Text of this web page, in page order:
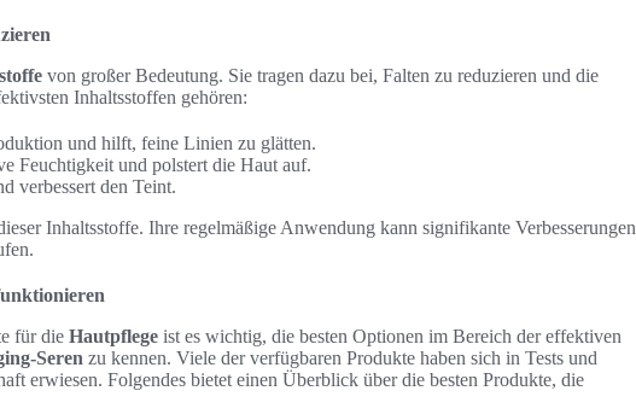
von großer Bedeutung. Sie tragen dazu bei, Falten zu reduzieren und die
Inhaltsstoffen gehören:
und hilft, feine Linien zu glätten.
Feuchtigkeit und polstert die Haut auf.
verbessert den Teint.
Inhaltsstoffe. Ihre regelmäßige Anwendung kann signifikante Verbesserungen
für die Hautpflege ist es wichtig, die besten Optionen im Bereich der effektiven
Seren zu kennen. Viele der verfügbaren Produkte haben sich in Tests und
erwiesen. Folgendes bietet einen Überblick über die besten Produkte, die